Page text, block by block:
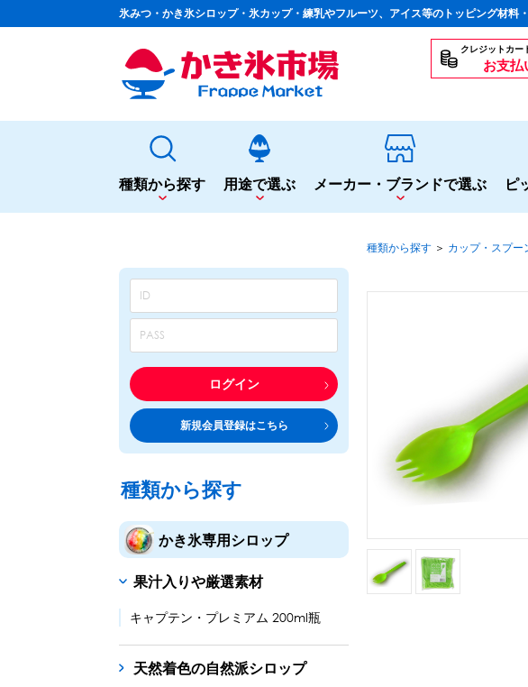
氷みつ・かき氷シロップ・氷カップ・練乳やフルーツ、アイス等のトッピング材料
クレジットカー
お支払
種類から探す
かき氷専用シロップ
果汁入りや厳選素材
蜜・シロップ
和風甘味シロップ いろいろ使える汎用シロップ
トッピング・製菓材料
練乳・コンデンスミルク あずき・餡 冷凍フルーツ アイスクリーム
ブロックアイススライサー キューブアイススライサー カートリッジシ
台湾かき氷
フレーバー氷（味つきの氷）
用途で選ぶ
夏まつりや夜店に
シロップ
飲食店のサイドメニューに
シロップ トッピング テイクアウト
専門店の副材料に
シロップ トッピング 製菓材料 テイクアウト
ドリンクメニューに
メーカー・ブランドで選ぶ ピ
ログイン
新規会員登録はこちら
種類から探す
かき氷専用シロップ
果汁入りや厳選素材
キャプテン・プレミアム 200ml瓶
天然着色の自然派シロップ
種類から探す ＞ カップ・スプー